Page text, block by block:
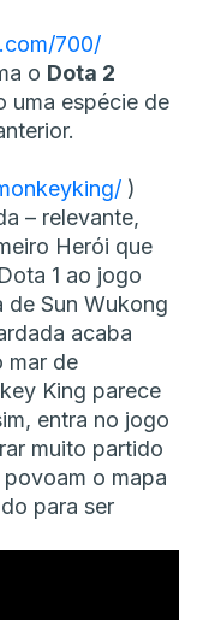
700/
o Dota 2
uma espécie de
)
– relevante,
Herói que
1 ao jogo
de Sun Wukong
acaba
mar de
King parece
entra no jogo
muito partido
o mapa
para ser